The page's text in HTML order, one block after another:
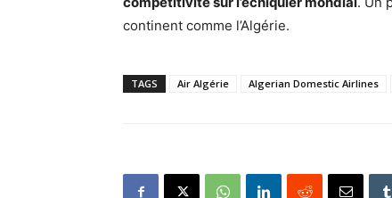
continent comme l’Algérie.
TAGS Air Algérie Algerian Domestic Airlines